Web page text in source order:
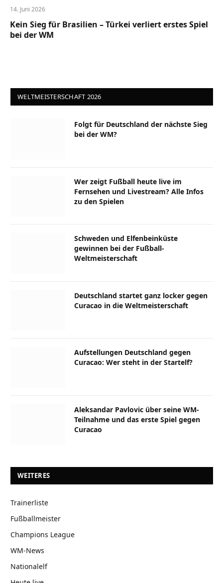
14. Juni 2026
Kein Sieg für Brasilien – Türkei verliert erstes Spiel
bei der WM
WELTMEISTERSCHAFT 2026
Folgt für Deutschland der nächste Sieg
bei der WM?
Wer zeigt Fußball heute live im
Fernsehen und Livestream? Alle Infos
zu den Spielen
Schweden und Elfenbeinküste
gewinnen bei der Fußball-
Weltmeisterschaft
Deutschland startet ganz locker gegen
Curacao in die Weltmeisterschaft
Aufstellungen Deutschland gegen
Curacao: Wer steht in der Startelf?
Aleksandar Pavlovic über seine WM-
Teilnahme und das erste Spiel gegen
Curacao
WEITERES
Trainerliste
Fußballmeister
Champions League
WM-News
Nationalelf